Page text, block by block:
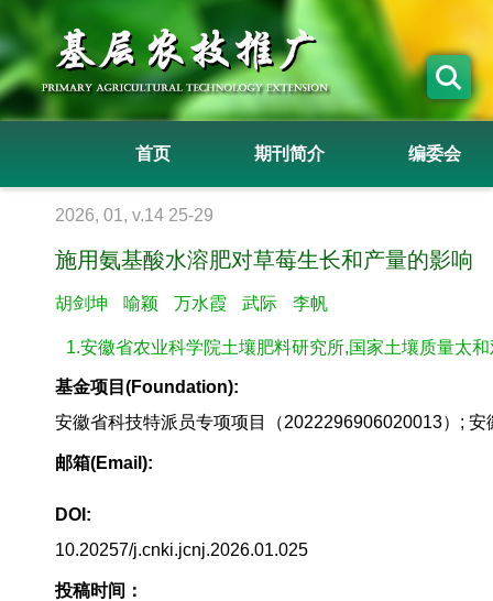
首页 期刊简介 编委会
2026, 01, v.14 25-29
施用氨基酸水溶肥对草莓生长和产量的影响
胡剑坤 喻颖 万水霞 武际 李帆
1.安徽省农业科学院土壤肥料研究所,国家土壤质量太
基金项目(Foundation):
安徽省科技特派员专项项目（2022296906020013）;
邮箱(Email):
DOI:
10.20257/j.cnki.jcnj.2026.01.025
投稿时间：